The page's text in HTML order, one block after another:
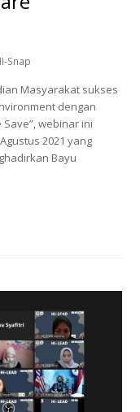
Snap
Masyarakat sukses
dengan
Save”, webinar ini
2021 yang
Bayu